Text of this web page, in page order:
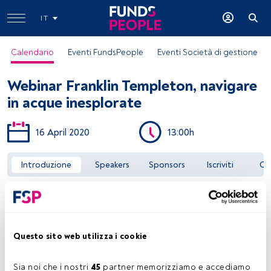
Questo sito web utilizza i cookie
Sia noi che i nostri 45 partner memorizziamo e accediamo
IT
Calendario Eventi FundsPeople Eventi Società di gestione
Webinar Franklin Templeton, navigare
in acque inesplorate
16 April 2020 13:00h
Introduzione Speakers Sponsors Iscriviti